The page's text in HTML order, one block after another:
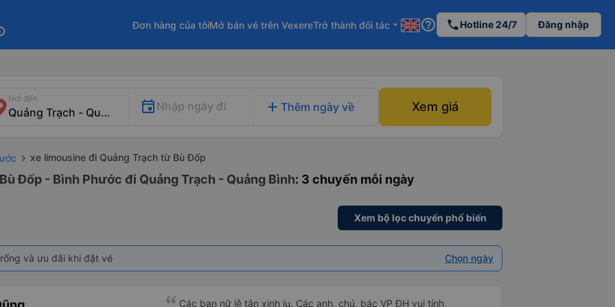
Đơn hàng của tôiMở bán vé trên VexereTrở thành đối tác arrow_drop_down help_outline phoneHotline 24/7 Đăng nhập
Nơi đến
Nhập ngày đi add Thêm ngày về Xem giá
xe limousine đi Quảng Trạch từ Bù Đốp
Đốp - Bình Phước đi Quảng Trạch - Quảng Bình: 3 chuyến mỗi ngày
Xem bộ lọc chuyến phổ biến
và ưu đãi khi đặt vé Chọn ngày
Các bạn nữ lễ tân xinh iu. Các anh, chú, bác VP ĐH vui tính,